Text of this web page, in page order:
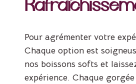
Pour agrémenter votre
Chaque option est
nos boissons softs et
expérience. Chaque